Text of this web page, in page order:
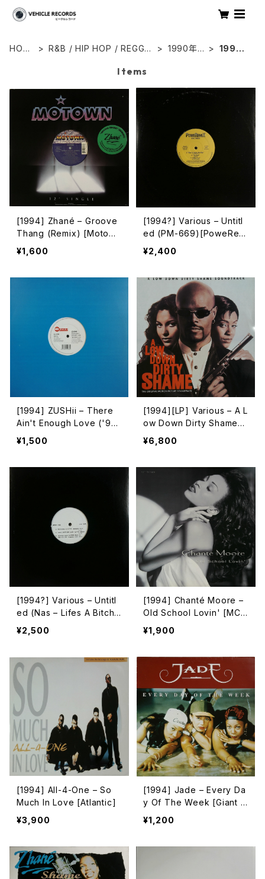
HOM
R&B / HIP HOP / REGGA
1990年
1994
Items
[1994] Zhané – Groove
Thang (Remix) [Motow
n][在庫B]
¥1,600
[1994?] Various – Untitl
ed (PM-669)[PoweRemi
x Records]
¥2,400
[1994] ZUSHii – There
Ain't Enough Love ('94
Remix) / Surprise Surpri
se [E-Zee]
¥1,500
[1994][LP] Various – A L
ow Down Dirty Shame
(The Original Motion Pi
cture Soundtrack) [Jive
枚組]
¥6,800
[1994?] Various – Untitl
ed (Nas – Lifes A Bitch)
[Not On Label][PROMO]
¥2,500
[1994] Chanté Moore –
Old School Lovin' [MCA
Records]
¥1,900
[1994] All-4-One – So
Much In Love [Atlantic]
¥3,900
[1994] Jade – Every Da
y Of The Week [Giant R
ecords]
¥1,200